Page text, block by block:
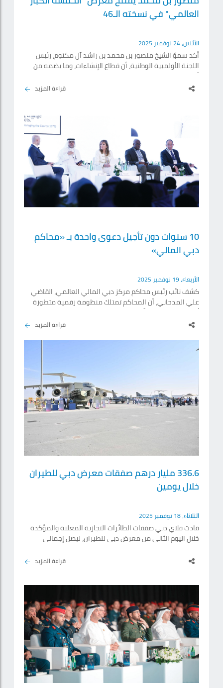
العالمي" في نسخته الـ46
الأثنين، 24 نوفمبر 2025
أكد سموّ الشيخ منصور بن محمد بن راشد آل مكتوم، رئيس
اللجنة الأولمبية الوطنية، أن قطاع الإنشاءات، وما يضمه من
أنشطة البناء والتشييد، يحتل مكانة مهمة بين القطاعات
التنموية الرئيسة، وأنه يمثل أحد المحرّكات الأساسية لعملية
لمختلف القطاعات الأخرى، وتعينها على النمو والتطور. جاء
ذلك خلال افتتاح سموّه فعاليات الدورة.
قراءة المزيد
10 سنوات دون تأجيل دعوى واحدة بـ «محاكم
دبي المالي»
الأربعاء، 19 نوفمبر 2025
كشف نائب رئيس محاكم مركز دبي المالي العالمي، القاضي
علي المدحاني، أن المحاكم تمتلك منظومة رقمية متطورة
تُعد من الأكثر تقدماً على مستوى العالم، تشمل نظام إعلان
بالدعوى لا يحتاج إلى أي تدخل بشري أو حتى عبر البريد
في عدم تأجيل أي دعوى طوال السنوات الـ10 الماضية، بفضل
جاهزية الملفات وكفاءة أنظمة الإدارة القضائية. وتفصيلاً،
قراءة المزيد
336.6 مليار درهم صفقات معرض دبي للطيران
خلال يومين
الثلاثاء، 18 نوفمبر 2025
قادت فلاي دبي صفقات الطائرات التجارية المعلنة والمؤكدة
خلال اليوم الثاني من معرض دبي للطيران، ليصل إجمالي
243 طائرة من طرازات متنوعة إلى جانب 4 صفقات عسكرية
الصفقات تجاوز 336.6 مليار درهم شملت 335 طائرة، منها
228 طائرة إيرباص و105.
قراءة المزيد